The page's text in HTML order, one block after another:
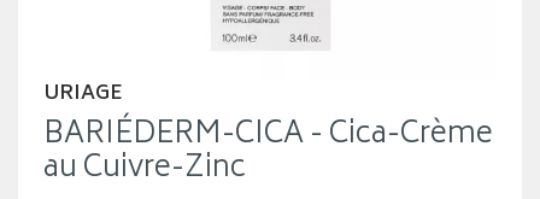
URIAGE
BARIÉDERM-CICA - Cica-Crème
au Cuivre-Zinc